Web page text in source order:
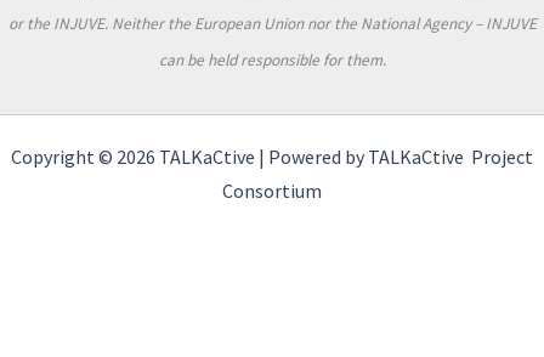
or the INJUVE. Neither the European Union nor the National Agency – INJUVE
can be held responsible for them.
Copyright © 2026 TALKaCtive | Powered by TALKaCtive Project
Consortium